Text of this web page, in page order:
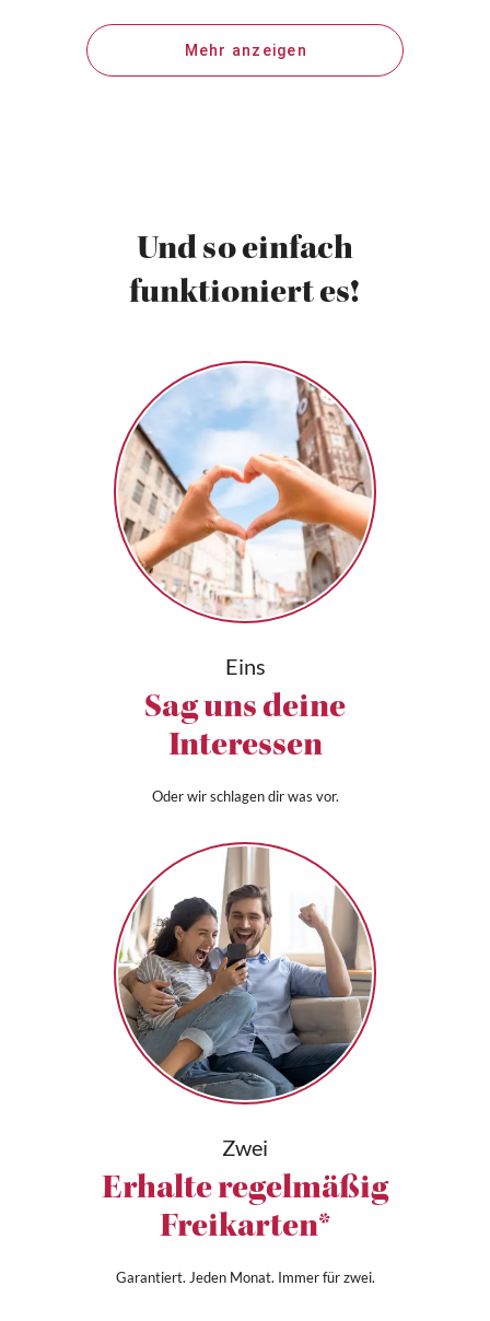
Mehr anzeigen
Und so einfach
funktioniert es!
Eins
Sag uns deine
Interessen
Oder wir schlagen dir was vor.
Zwei
Erhalte regelmäßig
Freikarten*
Garantiert. Jeden Monat. Immer für zwei.